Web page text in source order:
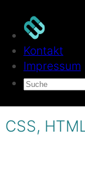
Kontakt
Impressum
CSS,